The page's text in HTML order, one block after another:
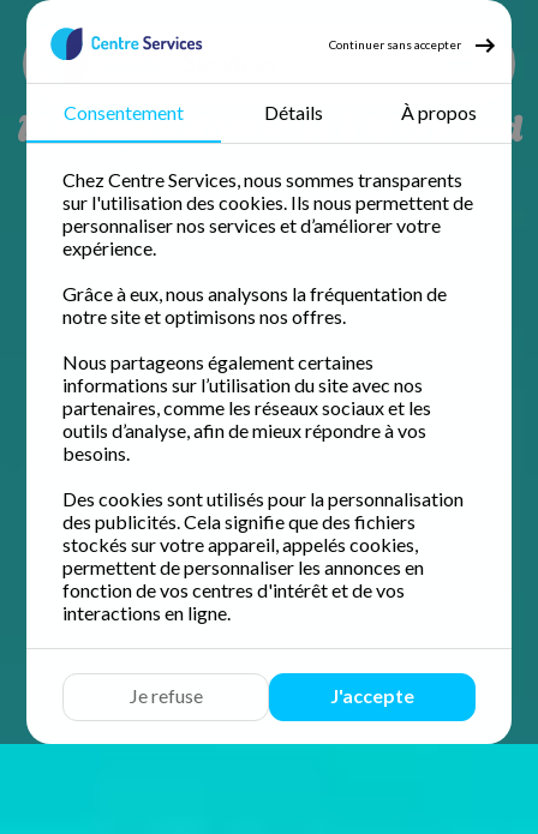
Continuer sans accepter
Consentement Détails À propos
Chez Centre Services, nous sommes transparents
sur l'utilisation des cookies. Ils nous permettent de
personnaliser nos services et d’améliorer votre
expérience.
Grâce à eux, nous analysons la fréquentation de
notre site et optimisons nos offres.
Nous partageons également certaines
informations sur l’utilisation du site avec nos
partenaires, comme les réseaux sociaux et les
outils d’analyse, afin de mieux répondre à vos
besoins.
Des cookies sont utilisés pour la personnalisation
des publicités. Cela signifie que des fichiers
stockés sur votre appareil, appelés cookies,
permettent de personnaliser les annonces en
fonction de vos centres d'intérêt et de vos
interactions en ligne.
Je refuse J'accepte
Ménage à domicile à Metz Sud